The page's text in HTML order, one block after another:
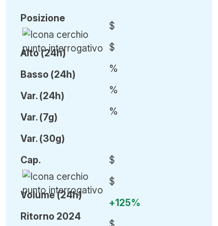
Posizione
Alto (24h)
Basso (24h)
Var. (24h)
Var. (7g)
Var. (30g)
$
$
%
%
%
Cap.
Volume (24h)
Ritorno 2024
$
$
+125%